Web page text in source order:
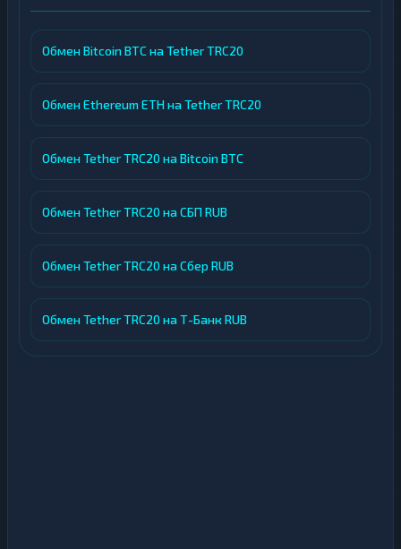
Обмен Bitcoin BTC на Tether TRC20
Обмен Ethereum ETH на Tether TRC20
Обмен Tether TRC20 на Bitcoin BTC
Обмен Tether TRC20 на СБП RUB
Обмен Tether TRC20 на Сбер RUB
Обмен Tether TRC20 на Т-Банк RUB